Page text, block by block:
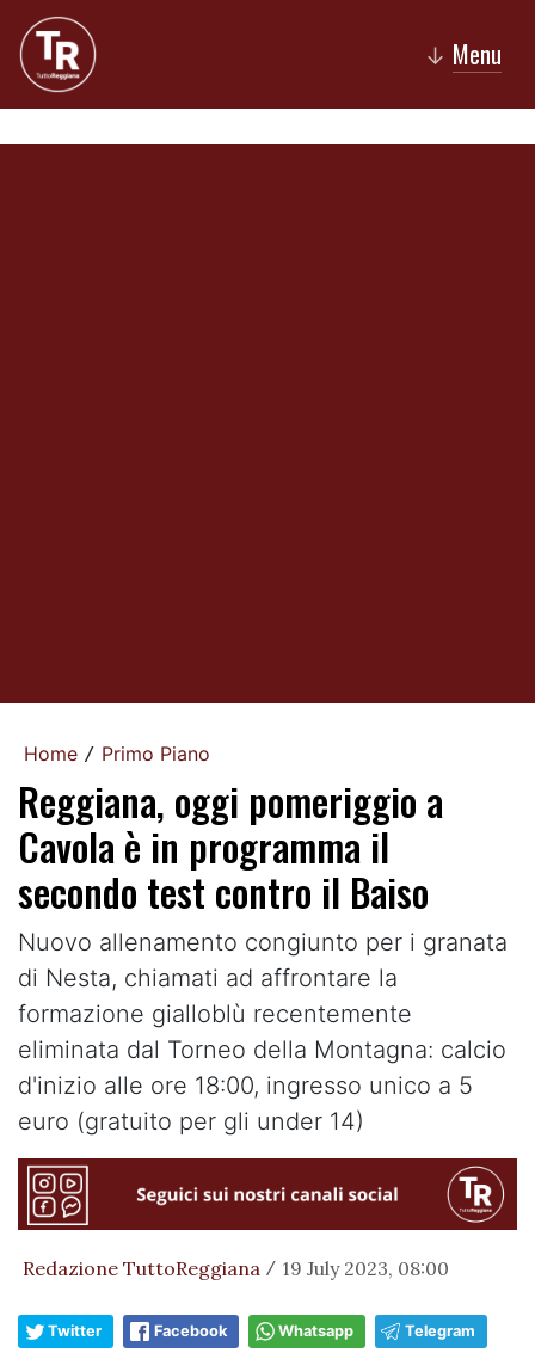
↓ Menu
Home / Primo Piano
Reggiana, oggi pomeriggio a
Cavola è in programma il
secondo test contro il Baiso
Nuovo allenamento congiunto per i granata
di Nesta, chiamati ad affrontare la
formazione gialloblù recentemente
eliminata dal Torneo della Montagna: calcio
d'inizio alle ore 18:00, ingresso unico a 5
euro (gratuito per gli under 14)
Redazione TuttoReggiana / 19 July 2023, 08:00
Twitter Facebook Whatsapp Telegram